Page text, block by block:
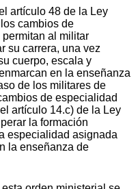
artículo 48 de la Ley
cambios de
al militar
su carrera, una vez
cuerpo, escala y
en la enseñanza
de los militares de
de especialidad
artículo 14.c) de la Ley
la formación
especialidad asignada
la enseñanza de